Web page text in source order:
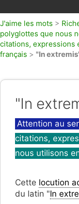
J'aime les mots >
polyglottes que nous
citations, expressions
français > "In
"In
Catégories
Attention au
citations,
nous utilisons
Cette locution
du latin "In